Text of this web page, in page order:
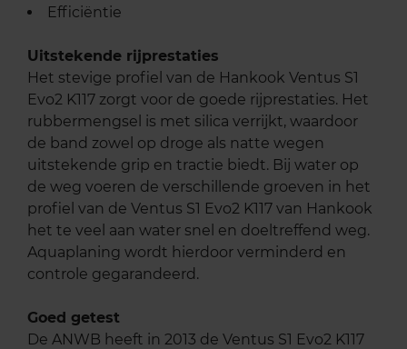
Efficiëntie
Uitstekende rijprestaties
Het stevige profiel van de Hankook Ventus S1
Evo2 K117 zorgt voor de goede rijprestaties. Het
rubbermengsel is met silica verrijkt, waardoor
de band zowel op droge als natte wegen
uitstekende grip en tractie biedt. Bij water op
de weg voeren de verschillende groeven in het
profiel van de Ventus S1 Evo2 K117 van Hankook
het te veel aan water snel en doeltreffend weg.
Aquaplaning wordt hierdoor verminderd en
controle gegarandeerd.
Goed getest
De ANWB heeft in 2013 de Ventus S1 Evo2 K117